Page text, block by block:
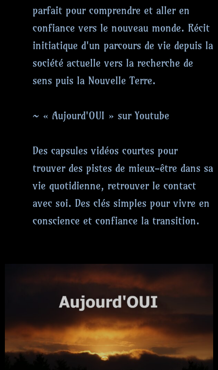
parfait pour comprendre et aller en
confiance vers le nouveau monde. Récit
initiatique d'un parcours de vie depuis la
société actuelle vers la recherche de
sens puis la Nouvelle Terre.
~ « Aujourd'OUI » sur Youtube
Des capsules vidéos courtes pour
trouver des pistes de mieux-être dans sa
vie quotidienne, retrouver le contact
avec soi. Des clés simples pour vivre en
conscience et confiance la transition.